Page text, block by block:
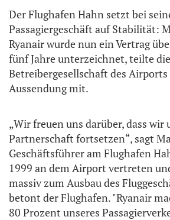
Der Flughafen Hahn setzt bei
Passagiergeschäft auf Stabilität:
Ryanair wurde nun ein Vertrag
fünf Jahre unterzeichnet, teilte die
Betreibergesellschaft des
Aussendung mit.
„Wir freuen uns darüber, dass wir
Partnerschaft fortsetzen“, sagt
Geschäftsführer am Flughafen
1999 an dem Airport vertreten
massiv zum Ausbau des
betont der Flughafen. "Ryanair
80 Prozent unseres